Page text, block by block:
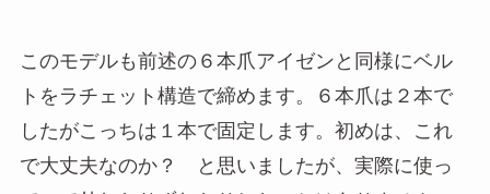
このモデルも前述の６本爪アイゼンと同様にベル
トをラチェット構造で締めます。６本爪は２本で
したがこっちは１本で固定します。初めは、これ
で大丈夫なのか？ と思いましたが、実際に使っ